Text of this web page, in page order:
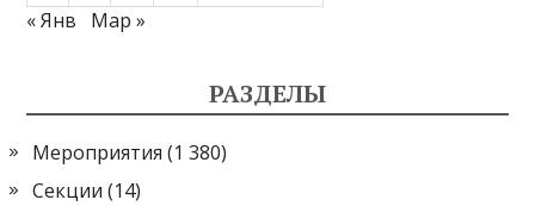
« Янв
Мар »
РАЗДЕЛЫ
Мероприятия (1 380)
Секции (14)